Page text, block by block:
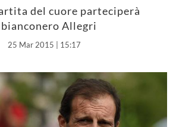
del cuore parteciperà
Allegri
25 Mar 2015 | 15:17